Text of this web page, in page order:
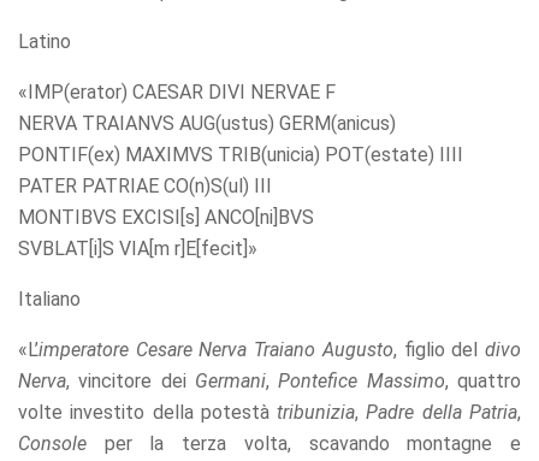
Latino
«IMP(erator) CAESAR DIVI NERVAE F
NERVA TRAIANVS AUG(ustus) GERM(anicus)
PONTIF(ex) MAXIMVS TRIB(unicia) POT(estate) IIII
PATER PATRIAE CO(n)S(ul) III
MONTIBVS EXCISI[s] ANCO[ni]BVS
SVBLAT[i]S VIA[m r]E[fecit]»
Italiano
«L’imperatore Cesare Nerva Traiano Augusto, figlio deldivo
Nerva, vincitore dei Germani,Pontefice Massimo, quattro
volte investito della potestàtribunizia,Padre della Patria,
Console per la terza volta, scavando montagne e